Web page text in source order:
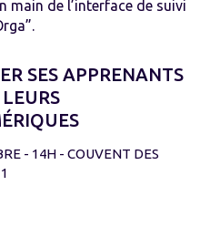
main de l’interface de suivi
SES APPRENANTS
- 14H - COUVENT DES